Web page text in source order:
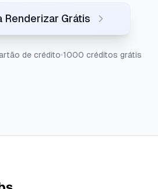
Renderizar Grátis
de crédito 1000 créditos grátis